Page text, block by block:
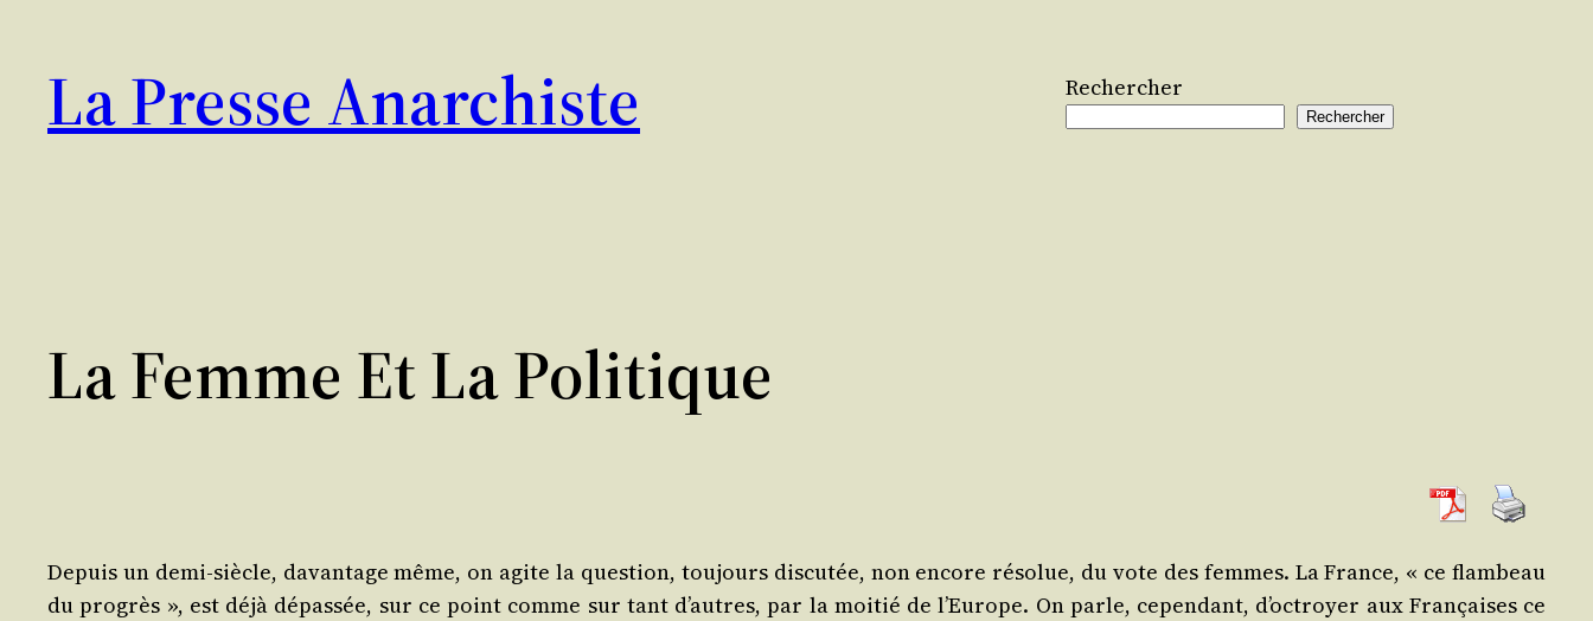
contenu
La Presse Anarchiste Rechercher
Rechercher
La Femme Et La Politique
Depuis un demi-siècle, davan­tage même, on agite la ques­tion, tou­jours dis­cu­tée, non encore réso­lue, du vote des femmes. La France, « ce flam­beau
du pro­grès », est déjà dépas­sée, sur ce point comme sur tant d’autres, par la moi­tié de l’Europe. On parle, cepen­dant, d’octroyer aux Fran­çaises ce